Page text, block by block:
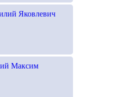
Яковлевич
Максим